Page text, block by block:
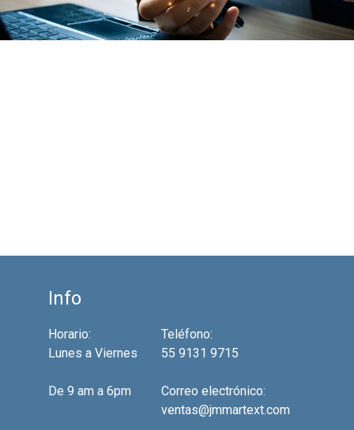
Info
Horario:
Lunes a Viernes
De 9 am a 6pm
Teléfono:
55 9131 9715
Correo electrónico:
ventas@jmmartext.com